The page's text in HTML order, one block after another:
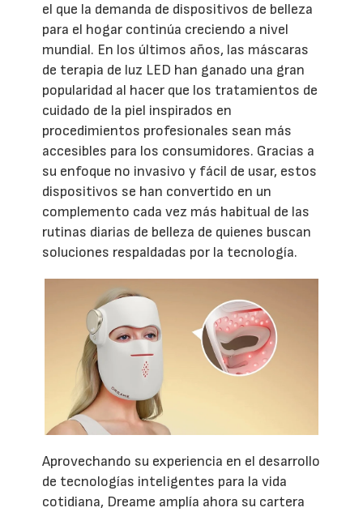
el que la demanda de dispositivos de belleza
para el hogar continúa creciendo a nivel
mundial. En los últimos años, las máscaras
de terapia de luz LED han ganado una gran
popularidad al hacer que los tratamientos de
cuidado de la piel inspirados en
procedimientos profesionales sean más
accesibles para los consumidores. Gracias a
su enfoque no invasivo y fácil de usar, estos
dispositivos se han convertido en un
complemento cada vez más habitual de las
rutinas diarias de belleza de quienes buscan
soluciones respaldadas por la tecnología.
Aprovechando su experiencia en el desarrollo
de tecnologías inteligentes para la vida
cotidiana, Dreame amplía ahora su cartera